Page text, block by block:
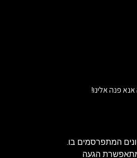
פנה אלינו!
המתפרסמים בו.
מתאפשרת הגעה